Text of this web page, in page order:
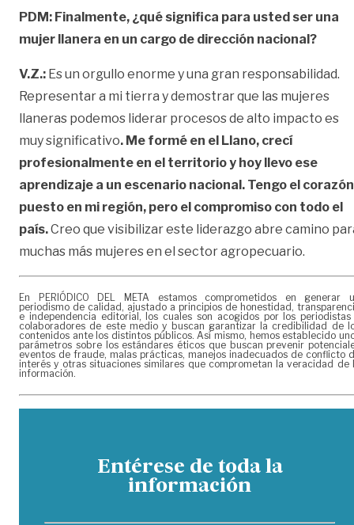
PDM: Finalmente, ¿qué significa para usted ser una
mujer llanera en un cargo de dirección nacional?
V.Z.: Es un orgullo enorme y una gran responsabilidad.
Representar a mi tierra y demostrar que las mujeres
llaneras podemos liderar procesos de alto impacto es
muy significativo. Me formé en el Llano, crecí
profesionalmente en el territorio y hoy llevo ese
aprendizaje a un escenario nacional. Tengo el corazón
puesto en mi región, pero el compromiso con todo el
país.Creo que visibilizar este liderazgo abre camino
muchas más mujeres en el sector agropecuario.
En PERIÓDICO DEL META estamos comprometidos en generar
periodismo de calidad, ajustado a principios de honestidad,
e independencia editorial, los cuales son acogidos por los periodistas
colaboradores de este medio y buscan garantizar la credibilidad de
contenidos ante los distintos públicos. Así mismo, hemos establecido
parámetros sobre los estándares éticos que buscan prevenir
eventos de fraude, malas prácticas, manejos inadecuados de conflicto
interés y otras situaciones similares que comprometan la veracidad de
información.
Entérese de toda la
información